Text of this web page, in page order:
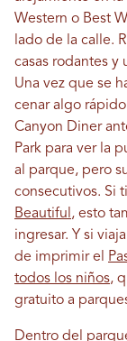
Western o Best
lado de la calle.
casas rodantes
Una vez que se
cenar algo
Canyon Diner
Park para ver la
al parque, pero
consecutivos. Si
Beautiful, esto
ingresar. Y si
de imprimir el
todos los niños,
gratuito a
Dentro del